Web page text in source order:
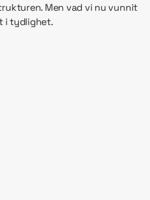
Men vad vi nu vunnit
i tydlighet.